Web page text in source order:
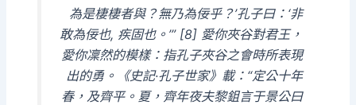
為是棲棲者與？無乃為佞乎？’孔子曰：‘非
敢為佞也, 疾固也。’” [8] 愛你夾谷對君王，
愛你凜然的模樣：指孔子夾谷之會時所表現
出的勇。《史記·孔子世家》載：“定公十年
春，及齊平。夏，齊年夜夫黎鉏言于景公曰